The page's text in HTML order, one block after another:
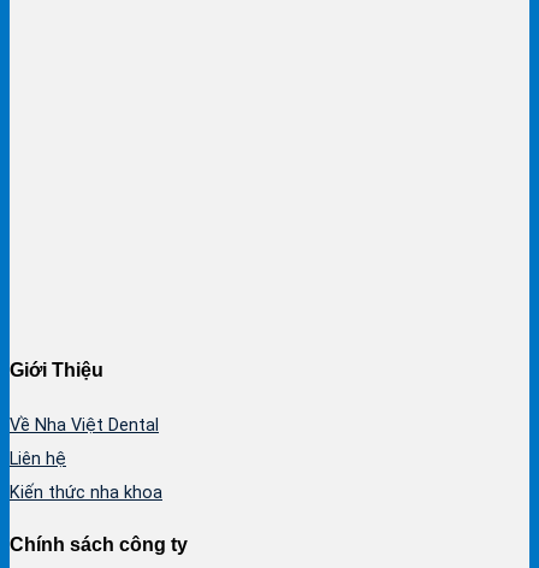
Giới Thiệu
Về Nha Việt Dental
Liên hệ
Kiến thức nha khoa
Chính sách công ty